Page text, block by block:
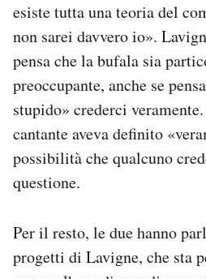
esiste tutta una teoria del
non sarei davvero io».
pensa che la bufala sia
preoccupante, anche se
stupido» crederci
cantante aveva definito
possibilità che qualcuno
questione.
Per il resto, le due hanno
progetti di Lavigne, che sta